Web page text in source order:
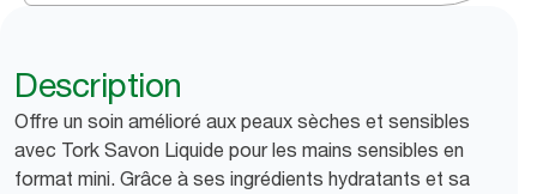
Description
Offre un soin amélioré aux peaux sèches et sensibles
avec Tork Savon Liquide pour les mains sensibles en
format mini. Grâce à ses ingrédients hydratants et sa